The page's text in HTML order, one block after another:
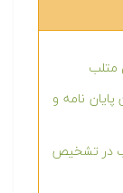
متلب
نامه و
در تشخیص